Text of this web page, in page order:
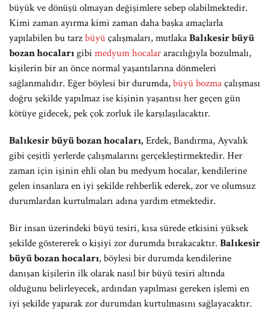
büyük ve dönüşü olmayan değişimlere sebep olabilmektedir.
Kimi zaman ayırma kimi zaman daha başka amaçlarla
yapılabilen bu tarzbüyüçalışmaları, mutlakaBalıkesir büyü
bozan hocalarıgibi medyum hocalararacılığıyla bozulmalı,
kişilerin bir an önce normal yaşantılarına dönmeleri
sağlanmalıdır. Eğer böylesi bir durumda,büyü bozmaçalışması
doğru şekilde yapılmaz ise kişinin yaşantısı her geçen gün
kötüye gidecek, pek çok zorluk ile karşılaşılacaktır.
Balıkesir büyü bozan hocaları,Erdek, Bandırma, Ayvalık
gibi çeşitli yerlerde çalışmalarını gerçekleştirmektedir. Her
zaman için işinin ehli olan bu medyum hocalar, kendilerine
gelen insanlara en iyi şekilde rehberlik ederek, zor ve olumsuz
durumlardan kurtulmaları adına yardım etmektedir.
Bir insan üzerindeki büyü tesiri, kısa sürede etkisini yüksek
şekilde göstererek o kişiyi zor durumda bırakacaktır. Balıkesir
büyü bozan hocaları, böylesi bir durumda kendilerine
danışan kişilerin ilk olarak nasıl bir büyü tesiri altında
olduğunu belirleyecek, ardından yapılması gereken işlemi en
iyi şekilde yaparak zor durumdan kurtulmasını sağlayacaktır.